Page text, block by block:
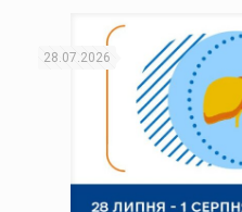
28.07.2026